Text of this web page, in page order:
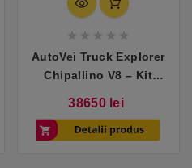
    
AutoVei Truck Explorer
Chipallino V8 – Kit
38650 lei